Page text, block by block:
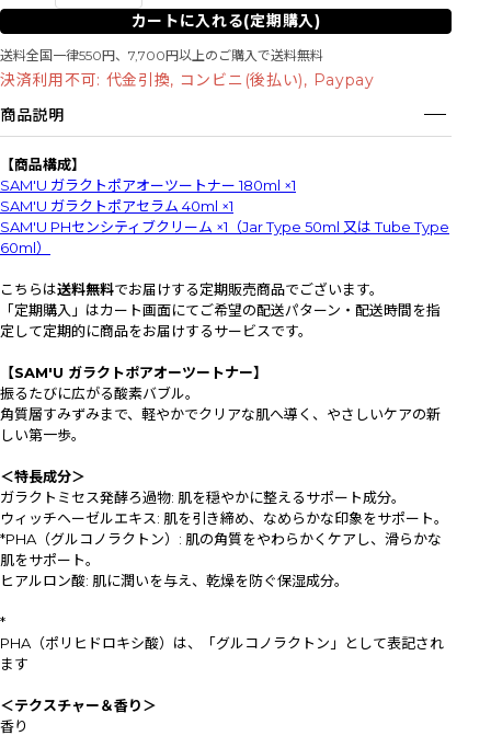
カートに入れる(定期購入)
送料全国一律550円、7,700円以上のご購入で送料無料
決済利用不可: 代金引換, コンビニ(後払い), Paypay
商品説明
【商品構成】
SAM'U ガラクトポアオーツートナー 180ml ×1
SAM'U ガラクトポアセラム 40ml ×1
SAM'U PHセンシティブクリーム ×1（Jar Type 50ml 又は Tube Type
60ml）
こちらは送料無料でお届けする定期販売商品でございます。
「定期購入」はカート画面にてご希望の配送パターン・配送時間を指
定して定期的に商品をお届けするサービスです。
【SAM'U ガラクトポアオーツートナー】
振るたびに広がる酸素バブル。
角質層すみずみまで、軽やかでクリアな肌へ導く、やさしいケアの新
しい第一歩。
＜特長成分＞
ガラクトミセス発酵ろ過物: 肌を穏やかに整えるサポート成分。
ウィッチヘーゼルエキス: 肌を引き締め、なめらかな印象をサポート。
*PHA（グルコノラクトン）: 肌の角質をやわらかくケアし、滑らかな
肌をサポート。
ヒアルロン酸: 肌に潤いを与え、乾燥を防ぐ保湿成分。
*
PHA（ポリヒドロキシ酸）は、「グルコノラクトン」として表記され
ます
＜テクスチャー＆香り＞
香り